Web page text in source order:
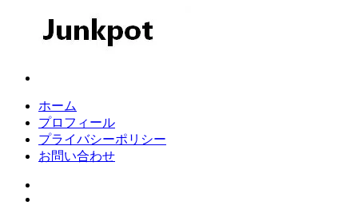
Junkpot
ホーム
プロフィール
プライバシーポリシー
お問い合わせ